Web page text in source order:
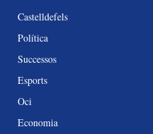
Castelldefels
Política
Successos
Esports
Oci
Economia